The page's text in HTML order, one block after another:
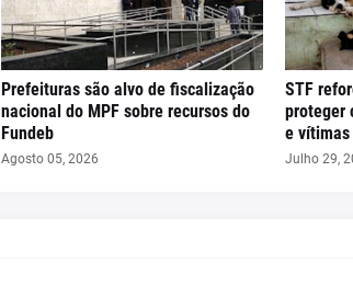
Prefeituras são alvo de fiscalização
nacional do MPF sobre recursos do
Fundeb
Agosto 05, 2026
STF
proteger
e
Julho 29,